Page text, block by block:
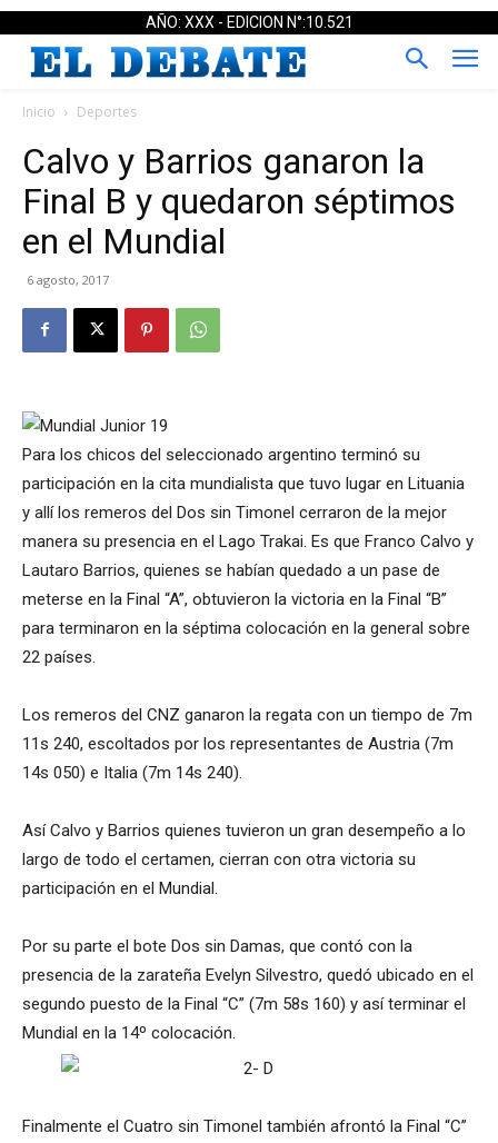
AÑO: XXX - EDICION N°:10.521
Inicio Deportes
Calvo y Barrios ganaron la
Final B y quedaron séptimos
en el Mundial
6 agosto, 2017
Para los chicos del seleccionado argentino terminó su
participación en la cita mundialista que tuvo lugar en Lituania
y allí los remeros del Dos sin Timonel cerraron de la mejor
manera su presencia en el Lago Trakai. Es que Franco Calvo y
Lautaro Barrios, quienes se habían quedado a un pase de
meterse en la Final “A”, obtuvieron la victoria en la Final “B”
para terminaron en la séptima colocación en la general sobre
22 países.
Los remeros del CNZ ganaron la regata con un tiempo de 7m
11s 240, escoltados por los representantes de Austria (7m
14s 050) e Italia (7m 14s 240).
Así Calvo y Barrios quienes tuvieron un gran desempeño a lo
largo de todo el certamen, cierran con otra victoria su
participación en el Mundial.
Por su parte el bote Dos sin Damas, que contó con la
presencia de la zarateña Evelyn Silvestro, quedó ubicado en el
segundo puesto de la Final “C” (7m 58s 160) y así terminar el
Mundial en la 14º colocación.
Finalmente el Cuatro sin Timonel también afrontó la Final “C”